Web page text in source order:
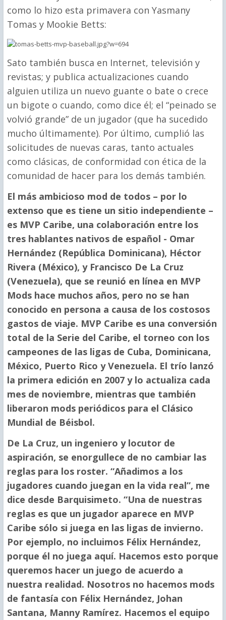
como lo hizo esta primavera con Yasmany
Tomas y Mookie Betts:
Sato también busca en Internet, televisión y
revistas; y publica actualizaciones cuando
alguien utiliza un nuevo guante o bate o crece
un bigote o cuando, como dice él; el “peinado se
volvió grande” de un jugador (que ha sucedido
mucho últimamente). Por último, cumplió las
solicitudes de nuevas caras, tanto actuales
como clásicas, de conformidad con ética de la
comunidad de hacer para los demás también.
El más ambicioso mod de todos – por lo
extenso que es tiene un sitio independiente –
es MVP Caribe, una colaboración entre los
tres hablantes nativos de español - Omar
Hernández (República Dominicana), Héctor
Rivera (México), y Francisco De La Cruz
(Venezuela), que se reunió en línea en MVP
Mods hace muchos años, pero no se han
conocido en persona a causa de los costosos
gastos de viaje. MVP Caribe es una conversión
total de la Serie del Caribe, el torneo con los
campeones de las ligas de Cuba, Dominicana,
México, Puerto Rico y Venezuela. El trío lanzó
la primera edición en 2007 y lo actualiza cada
mes de noviembre, mientras que también
liberaron mods periódicos para el Clásico
Mundial de Béisbol.
De La Cruz, un ingeniero y locutor de
aspiración, se enorgullece de no cambiar las
reglas para los roster. “Añadimos a los
jugadores cuando juegan en la vida real”, me
dice desde Barquisimeto. “Una de nuestras
reglas es que un jugador aparece en MVP
Caribe sólo si juega en las ligas de invierno.
Por ejemplo, no incluimos Félix Hernández,
porque él no juega aquí. Hacemos esto porque
queremos hacer un juego de acuerdo a
nuestra realidad. Nosotros no hacemos mods
de fantasía con Félix Hernández, Johan
Santana, Manny Ramírez. Hacemos el equipo